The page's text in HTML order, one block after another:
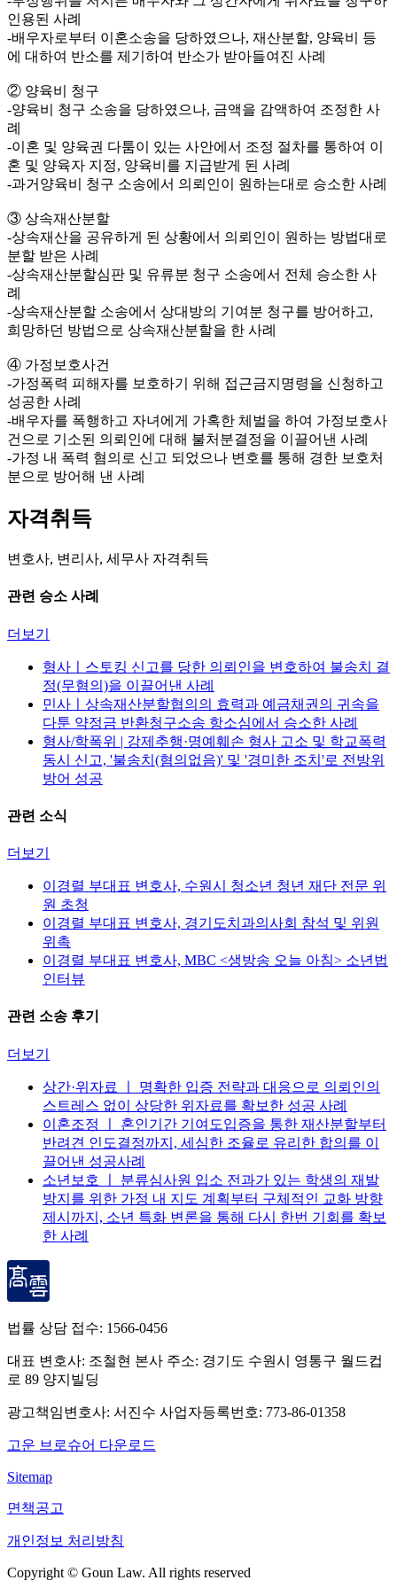
인용된 사례
-배우자로부터 이혼소송을 당하였으나, 재산분할, 양육비 등
에 대하여 반소를 제기하여 반소가 받아들여진 사례
② 양육비 청구
-양육비 청구 소송을 당하였으나, 금액을 감액하여 조정한 사
례
-이혼 및 양육권 다툼이 있는 사안에서 조정 절차를 통하여 이
혼 및 양육자 지정, 양육비를 지급받게 된 사례
-과거양육비 청구 소송에서 의뢰인이 원하는대로 승소한 사례
③ 상속재산분할
-상속재산을 공유하게 된 상황에서 의뢰인이 원하는 방법대로
분할 받은 사례
-상속재산분할심판 및 유류분 청구 소송에서 전체 승소한 사
례
-상속재산분할 소송에서 상대방의 기여분 청구를 방어하고,
희망하던 방법으로 상속재산분할을 한 사례
④ 가정보호사건
-가정폭력 피해자를 보호하기 위해 접근금지명령을 신청하고
성공한 사례
-배우자를 폭행하고 자녀에게 가혹한 체벌을 하여 가정보호사
건으로 기소된 의뢰인에 대해 불처분결정을 이끌어낸 사례
-가정 내 폭력 혐의로 신고 되었으나 변호를 통해 경한 보호처
분으로 방어해 낸 사례
자격취득
변호사, 변리사, 세무사 자격취득
관련 승소 사례
더보기
형사ㅣ스토킹 신고를 당한 의뢰인을 변호하여 불송치 결
정(무혐의)을 이끌어낸 사례
민사ㅣ상속재산분할협의의 효력과 예금채권의 귀속을
다툰 약정금 반환청구소송 항소심에서 승소한 사례
형사/학폭위 | 강제추행·명예훼손 형사 고소 및 학교폭력
동시 신고, '불송치(혐의없음)' 및 '경미한 조치'로 전방위
방어 성공
관련 소식
더보기
이경렬 부대표 변호사, 수원시 청소년 청년 재단 전문 위
원 초청
이경렬 부대표 변호사, 경기도치과의사회 참석 및 위원
위촉
이경렬 부대표 변호사, MBC <생방송 오늘 아침> 소년법
인터뷰
관련 소송 후기
더보기
상간·위자료 ㅣ 명확한 입증 전략과 대응으로 의뢰인의
스트레스 없이 상당한 위자료를 확보한 성공 사례
이혼조정 ㅣ 혼인기간 기여도입증을 통한 재산분할부터
반려견 인도결정까지, 세심한 조율로 유리한 합의를 이
끌어낸 성공사례
소년보호 ㅣ 분류심사원 입소 전과가 있는 학생의 재발
방지를 위한 가정 내 지도 계획부터 구체적인 교화 방향
제시까지, 소년 특화 변론을 통해 다시 한번 기회를 확보
한 사례
법률 상담 접수: 1566-0456
대표 변호사: 조철현 본사 주소: 경기도 수원시 영통구 월드컵
로 89 양지빌딩
광고책임변호사: 서진수 사업자등록번호: 773-86-01358
고운 브로슈어 다운로드
Sitemap
면책공고
개인정보 처리방침
Copyright © Goun Law. All rights reserved